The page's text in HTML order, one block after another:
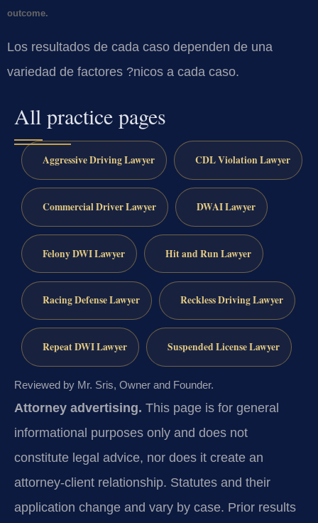
outcome.
Los resultados de cada caso dependen de una
variedad de factores ?nicos a cada caso.
All practice pages
Aggressive Driving Lawyer CDL Violation Lawyer
Commercial Driver Lawyer DWAI Lawyer
Felony DWI Lawyer Hit and Run Lawyer
Racing Defense Lawyer Reckless Driving Lawyer
Repeat DWI Lawyer Suspended License Lawyer
Reviewed by Mr. Sris, Owner and Founder.
Attorney advertising. This page is for general
informational purposes only and does not
constitute legal advice, nor does it create an
attorney-client relationship. Statutes and their
application change and vary by case. Prior results